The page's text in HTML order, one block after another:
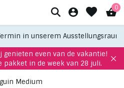
0
in unserem Ausstellungsraum
genieten even van de vakantie!
pakket in de week van 28 juli.
Medium